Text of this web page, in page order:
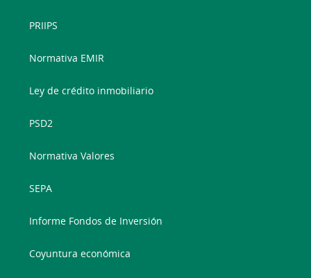
PRIIPS
Normativa EMIR
Ley de crédito inmobiliario
PSD2
Normativa Valores
SEPA
Informe Fondos de Inversión
Coyuntura económica